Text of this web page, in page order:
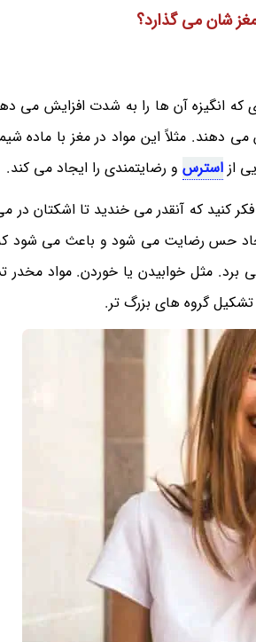
شان می گذارد؟
انگیزه آن ها را به شدت افزایش می
دهند. مثلاً این مواد در مغز با ماده
از استرس و رضایتمندی را ایجاد می کند.
کنید که آنقدر می خندید تا اشکتان در
حس رضایت می شود و باعث می شود
برد. مثل خوابیدن یا خوردن. مواد
گروه های بزرگ تر.